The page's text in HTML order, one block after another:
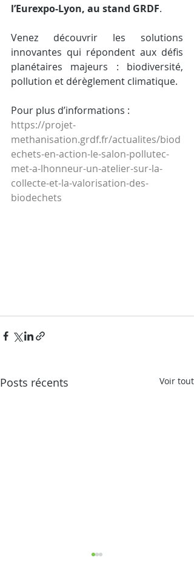
l’Eurexpo-Lyon, au stand GRDF.
Venez découvrir les solutions
innovantes qui répondent aux défis
planétaires majeurs : biodiversité,
pollution et dérèglement climatique.
Pour plus d’informations :
https://projet-
methanisation.grdf.fr/actualites/biod
echets-en-action-le-salon-pollutec-
met-a-lhonneur-un-atelier-sur-la-
collecte-et-la-valorisation-des-
biodechets
Posts récents Voir tout